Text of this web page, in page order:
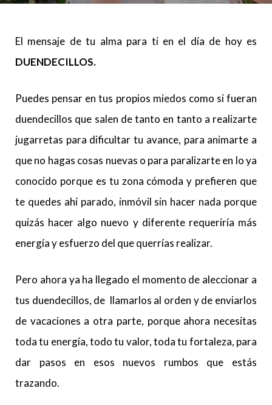
El mensaje de tu alma para ti en el día de hoy es
DUENDECILLOS.
Puedes pensar en tus propios miedos como si fueran
duendecillos que salen de tanto en tanto a realizarte
jugarretas para dificultar tu avance, para animarte a
que no hagas cosas nuevas o para paralizarte en lo ya
conocido porque es tu zona cómoda y prefieren que
te quedes ahí parado, inmóvil sin hacer nada porque
quizás hacer algo nuevo y diferente requeriría más
energía y esfuerzo del que querrías realizar.
Pero ahora ya ha llegado el momento de aleccionar a
tus duendecillos, de llamarlos al orden y de enviarlos
de vacaciones a otra parte, porque ahora necesitas
toda tu energía, todo tu valor, toda tu fortaleza, para
dar pasos en esos nuevos rumbos que estás
trazando.